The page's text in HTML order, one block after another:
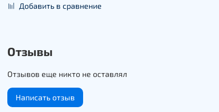
Добавить в сравнение
Отзывы
Отзывов еще никто не оставлял
Написать отзыв